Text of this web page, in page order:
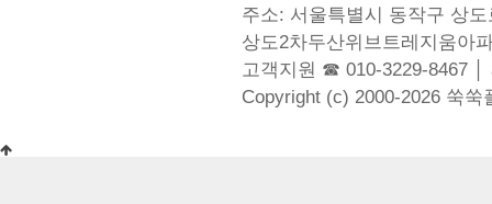
주소: 서울특별시 동작구 상
상도2차두산위브트레지움아
고객지원 ☎ 010-3229-8467 │
Copyright (c) 2000-2026 쑥